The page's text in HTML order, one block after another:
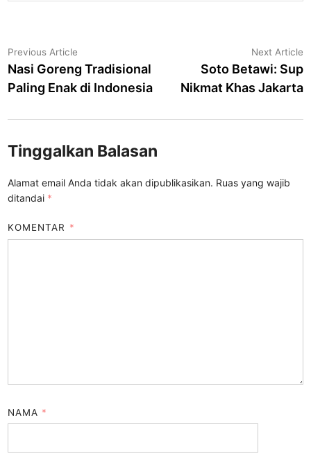
Navigasi
pos
Previous Article
article:
Nasi Goreng Tradisional
Paling Enak di Indonesia
Next Article
Soto Betawi: Sup
Nikmat Khas Jakarta
Tinggalkan Balasan
Alamat email Anda tidak akan dipublikasikan. Ruas yang wajib
ditandai *
KOMENTAR *
NAMA *